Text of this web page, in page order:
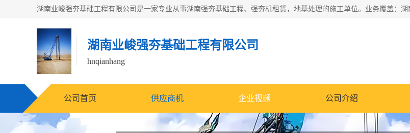
湖南业峻强夯基础工程有限公司
hnqianhang
公司首页 供应商机 企业视频 公司介绍